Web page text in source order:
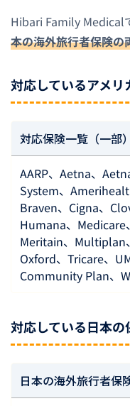
Hibari Family Medical
本の海外旅行者保険の
対応しているアメリ
対応保険一覧（一部）
AARP、Aetna、
System、
Braven、Cigna、
Humana、Medicare
Meritain、Multiplan
Oxford、Tricare、
Community Plan、
対応している日本の
日本の海外旅行者保